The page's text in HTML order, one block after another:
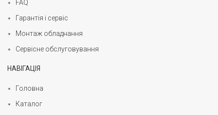
FAQ
Гарантія і сервіс
Монтаж обладнання
Сервісне обслуговування
НАВІГАЦІЯ
Головна
Каталог